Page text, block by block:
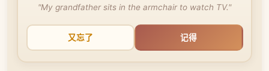
"My grandfather sits in the armchair to watch TV."
又忘了 记得